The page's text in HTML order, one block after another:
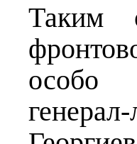
Таким
особо